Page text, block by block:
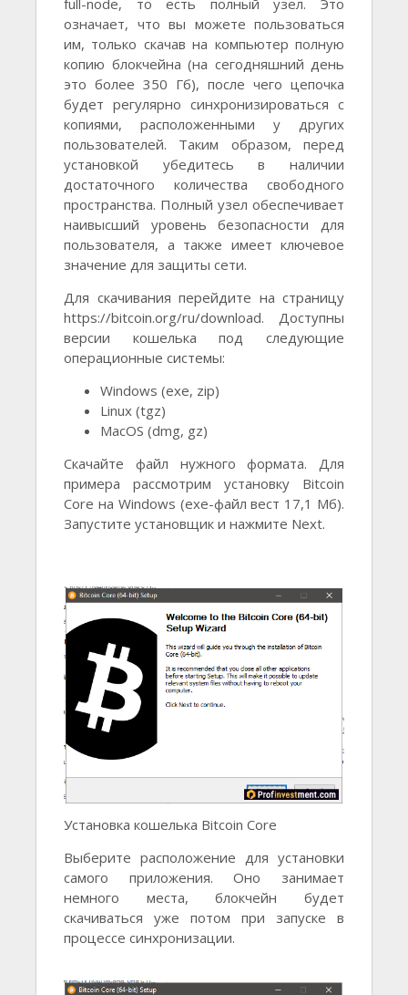
означает, что вы можете пользоваться
им, только скачав на компьютер полную
копию блокчейна (на сегодняшний день
это более 350 Гб), после чего цепочка
будет регулярно синхронизироваться с
копиями, расположенными у других
пользователей. Таким образом, перед
установкой убедитесь в наличии
достаточного количества свободного
пространства. Полный узел обеспечивает
наивысший уровень безопасности для
пользователя, а также имеет ключевое
значение для защиты сети.
Для скачивания перейдите на страницу
https://bitcoin.org/ru/download. Доступны
версии кошелька под следующие
операционные системы:
Windows (exe, zip)
Linux (tgz)
MacOS (dmg, gz)
Скачайте файл нужного формата. Для
примера рассмотрим установку Bitcoin
Core на Windows (exe-файл вест 17,1 Мб).
Запустите установщик и нажмите Next.
Установка кошелька Bitcoin Core
Выберите расположение для установки
самого приложения. Оно занимает
немного места, блокчейн будет
скачиваться уже потом при запуске в
процессе синхронизации.